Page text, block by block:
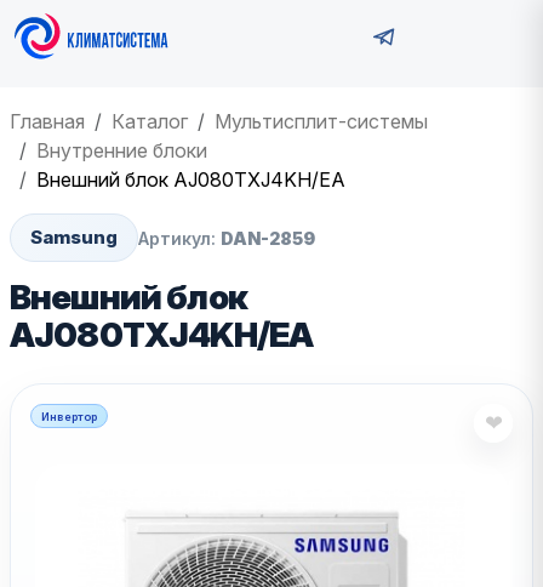
Главная Каталог
Мультисплит-системы
Внутренние блоки
Внешний блок AJ080TXJ4KH/EA
Samsung Артикул: DAN-2859
Внешний блок
AJ080TXJ4KH/EA
Инвертор ❤